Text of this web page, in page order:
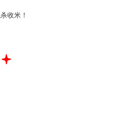
收米！